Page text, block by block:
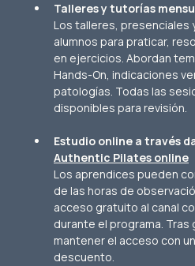
Talleres y tutorías
Los talleres, presenciales
alumnos para praticar,
en ejercicios. Abordan
Hands-On, indicaciones
patologías. Todas las
disponibles para revisión.
Estudio online a través
Authentic Pilates online
Los aprendices pueden
de las horas de
acceso gratuito al canal
durante el programa.
mantener el acceso con
descuento.